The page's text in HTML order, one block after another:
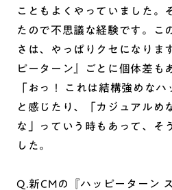
こともよくやっていました。
たので不思議な経験です。こ
さは、やっぱりクセになりま
ピーターン』ごとに個体差も
「おっ！ これは結構強めなハ
と感じたり、「カジュアルめ
な」っていう時もあって、そ
した。
Q.新CMの『ハッピーターン